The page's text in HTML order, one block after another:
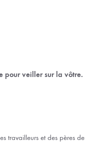
pour veiller sur la vôtre.
travailleurs et des pères de